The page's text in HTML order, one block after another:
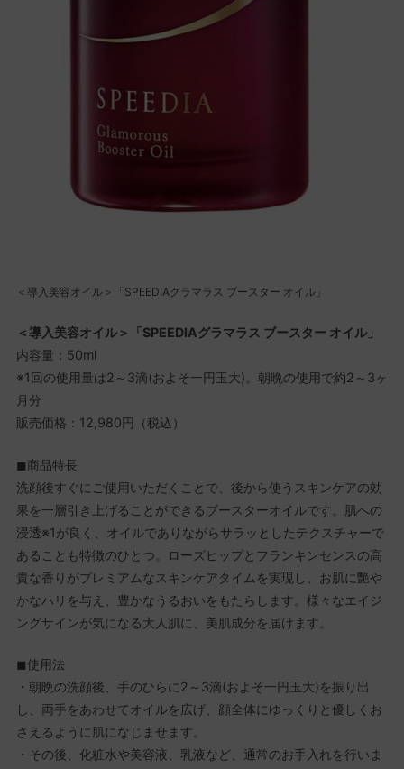
＜導入美容オイル＞「SPEEDIAグラマラス ブースター オイル」
＜導入美容オイル＞「SPEEDIAグラマラス ブースター オイル」
内容量：50ml
※1回の使用量は2～3滴(およそ一円玉大)。朝晩の使用で約2～3ヶ
月分
販売価格：12,980円（税込）
◼商品特長
洗顔後すぐにご使用いただくことで、後から使うスキンケアの効
果を一層引き上げることができるブースターオイルです。肌への
浸透※1が良く、オイルでありながらサラッとしたテクスチャーで
あることも特徴のひとつ。ローズヒップとフランキンセンスの高
貴な香りがプレミアムなスキンケアタイムを実現し、お肌に艷や
かなハリを与え、豊かなうるおいをもたらします。様々なエイジ
ングサインが気になる大人肌に、美肌成分を届けます。
◼使用法
・朝晩の洗顔後、手のひらに2～3滴(およそ一円玉大)を振り出
し、両手をあわせてオイルを広げ、顔全体にゆっくりと優しくお
さえるように肌になじませます。
・その後、化粧水や美容液、乳液など、通常のお手入れを行いま